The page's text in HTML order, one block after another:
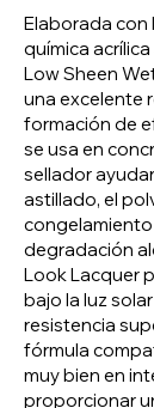
Elaborada con
química
Low Sheen
una excelente
formación de
se usa en
sellador
astillado, el
congelamiento
degradación
Look Lacquer
bajo la luz
resistencia
fórmula
muy bien en
proporcionar